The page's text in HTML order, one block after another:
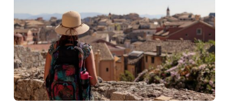
zróżnicowana
wyspa Wysp…